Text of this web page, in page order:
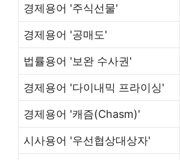
경제용어 '주식선물'
경제용어 '공매도'
법률용어 '보완 수사권'
경제용어 '다이내믹 프라이싱'
경제용어 '캐즘(Chasm)'
시사용어 '우선협상대상자'